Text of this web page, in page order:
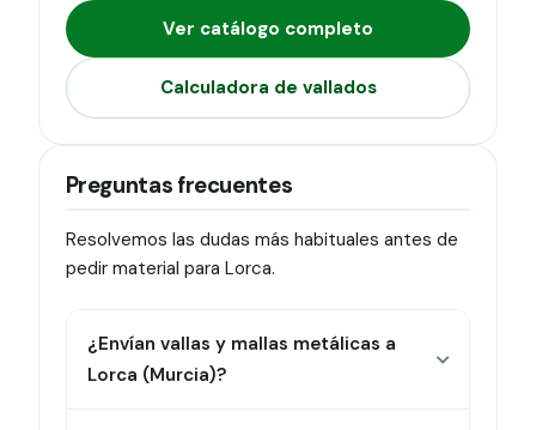
Ver catálogo completo
Calculadora de vallados
Preguntas frecuentes
Resolvemos las dudas más habituales antes de
pedir material para Lorca.
¿Envían vallas y mallas metálicas a
Lorca (Murcia)?